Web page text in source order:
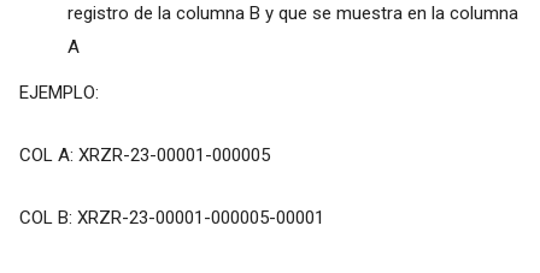
registro de la columna B y que se muestra en la columna
A
EJEMPLO:
COL A: XRZR-23-00001-000005
COL B: XRZR-23-00001-000005-00001